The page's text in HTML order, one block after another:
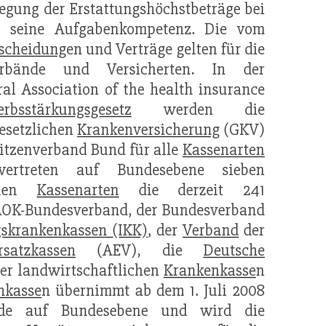
der Erstattungshöchstbeträge bei
Aufgabenkompetenz. Die vom
en und Verträge gelten für die
und Versicherten. In der
Association of the health insurance
werden die
Krankenversicherung (GKV)
Bund für alle Kassenarten
auf Bundesebene sieben
Kassenarten die derzeit 241
Bundesverband, der Bundesverband
(IKK), derVerband der
(AEV), die Deutsche
landwirtschaftlichen Krankenkassen
n übernimmt ab dem 1. Juli 2008
auf Bundesebene und wird die